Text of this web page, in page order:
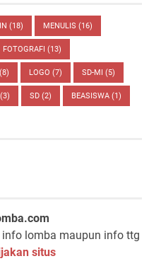
(18) MENULIS (16)
FOTOGRAFI (13)
(8) LOGO (7) SD-MI (5)
(3) SD (2) BEASISWA (1)
lomba maupun info ttg
situs